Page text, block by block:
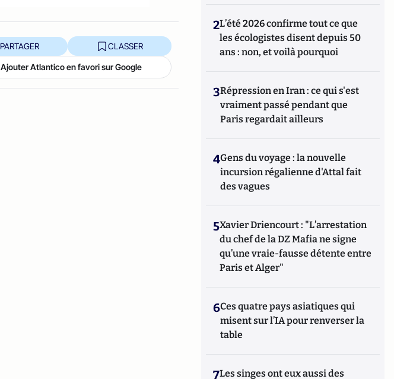
PARTAGER CLASSER
Ajouter Atlantico en favori sur Google
2L’été 2026 confirme tout ce que
les écologistes disent depuis 50
ans : non, et voilà pourquoi
3Répression en Iran : ce qui s'est
vraiment passé pendant que
Paris regardait ailleurs
4Gens du voyage : la nouvelle
incursion régalienne d'Attal fait
des vagues
5Xavier Driencourt : "L’arrestation
du chef de la DZ Mafia ne signe
qu’une vraie-fausse détente entre
Paris et Alger"
6Ces quatre pays asiatiques qui
misent sur l’IA pour renverser la
table
7Les singes ont eux aussi des